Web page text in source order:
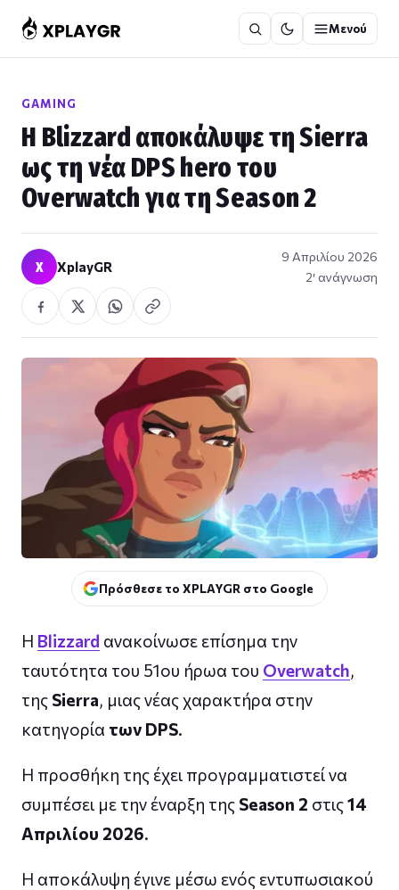
στο
περιεχόμενο
Μενού
GAMING
Η Blizzard αποκάλυψε τη Sierra
ως τη νέα DPS hero του
Overwatch για τη Season 2
X XplayGR
9 Απριλίου 2026
2′ ανάγνωση
Πρόσθεσε το XPLAYGR στο Google
Η Blizzard ανακοίνωσε επίσημα την
ταυτότητα του 51ου ήρωα του Overwatch,
της Sierra, μιας νέας χαρακτήρα στην
κατηγορία των DPS.
Η προσθήκη της έχει προγραμματιστεί να
συμπέσει με την έναρξη της Season 2 στις14
Απριλίου 2026.
Η αποκάλυψη έγινε μέσω ενός εντυπωσιακού